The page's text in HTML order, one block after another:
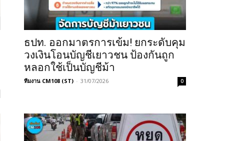
ธปท. ออกมาตรการเข้ม! ยกระดับคุม
วงเงินโอนบัญชีเยาวชน ป้องกันถูก
หลอกใช้เป็นบัญชีม้า
ทีมงาน CM108 (ST) - 31/07/2026 0